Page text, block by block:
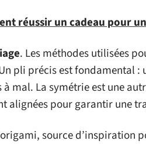
réussir un cadeau pour
. Les méthodes utilisées
pli précis est fondamental :
mal. La symétrie est une
alignées pour garantir une
source d’inspiration